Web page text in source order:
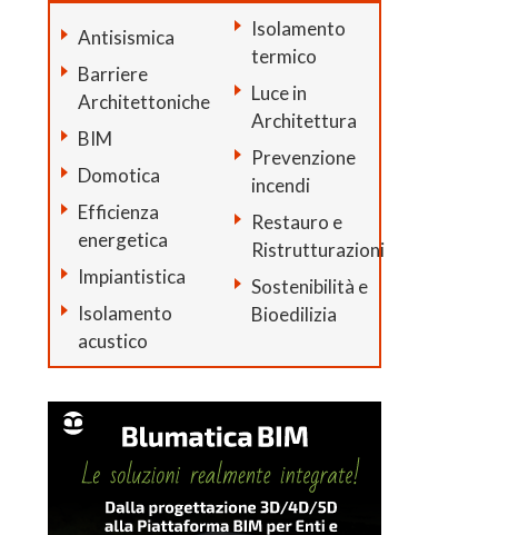
Antisismica
Barriere
Architettoniche
BIM
Domotica
Efficienza
energetica
Impiantistica
Isolamento
acustico
Isolamento
termico
Luce in
Architettura
Prevenzione
incendi
Restauro e
Ristrutturazioni
Sostenibilità e
Bioedilizia